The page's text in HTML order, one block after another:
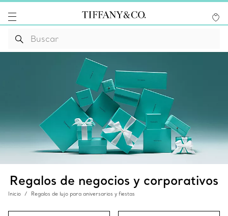
Regalos de negocios y corporativos
Inicio Regalos de lujo para aniversarios y fiestas